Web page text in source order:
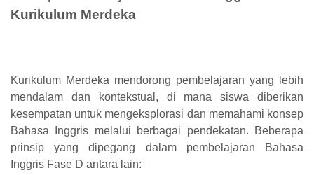
Kurikulum Merdeka
Kurikulum Merdeka mendorong pembelajaran yang lebih
mendalam dan kontekstual, di mana siswa diberikan
kesempatan untuk mengeksplorasi dan memahami konsep
Bahasa Inggris melalui berbagai pendekatan. Beberapa
prinsip yang dipegang dalam pembelajaran Bahasa
Inggris Fase D antara lain: